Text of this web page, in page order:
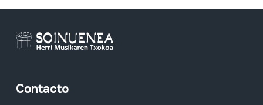
Contacto